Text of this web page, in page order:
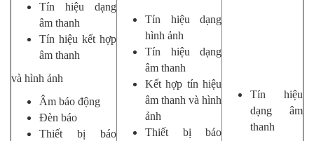
Tín hiệu dạng
âm thanh
Tín hiệu kết hợp
âm thanh
và hình ảnh
Âm báo động
Đèn báo
Thiết bị báo
Tín hiệu dạng
hình ảnh
Tín hiệu dạng
âm thanh
Kết hợp tín hiệu
âm thanh và hình
ảnh
Thiết bị báo
Tín hiệu
dạng âm
thanh